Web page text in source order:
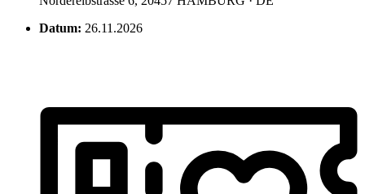
Datum: 26.11.2026